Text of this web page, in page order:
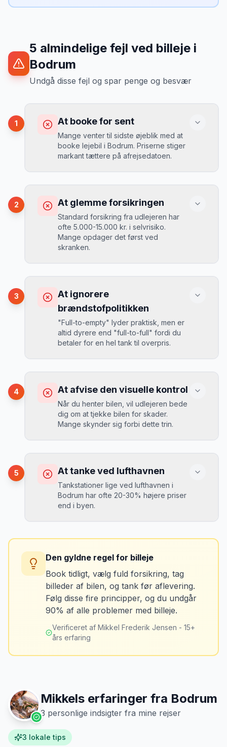
5 almindelige fejl ved billeje i
Bodrum
Undgå disse fejl og spar penge og besvær
1 At booke for sent
Mange venter til sidste øjeblik med at
booke lejebil i Bodrum. Priserne stiger
markant tættere på afrejsedatoen.
Du betaler 30-50% mere, og de bedste
biler er udsolgt.
Løsning
MJ
Mikkels erfaring
“I august 2024 så jeg priserne i
Bodrum stige fra 189 kr/dag til 349
kr/dag på bare 2 uger. Book tidligt!
2 At glemme forsikringen
Standard forsikring fra udlejeren har
ofte 5.000-15.000 kr. i selvrisiko.
Mange opdager det først ved
skranken.
Ved selv en mindre skade kan du blive
opkrævet tusindvis af kroner.
Løsning
Book altid med fuld kaskoforsikring uden
MJ
Mikkels erfaring September 2023
“ En lille bule i døren kostede mig 8.000
kr. i selvrisiko. Siden har jeg altid
3
At ignorere
brændstofpolitikken
"Full-to-empty" lyder praktisk, men er
altid dyrere end "full-to-full" fordi du
betaler for en hel tank til overpris.
Du betaler 20-30% mere for brændstof,
da udlejeren tager høje benzinpriser.
Løsning
4 At afvise den visuelle kontrol
Når du henter bilen, vil udlejeren bede
dig om at tjekke bilen for skader.
Mange skynder sig forbi dette trin.
Du kan blive opkrævet for skader, der
var der før du fik bilen.
Løsning
brændstofmåleren.
MJ
Mikkels erfaring Oktober 2024
“Jeg fotograferer altid bilen fra alle
vinkler ved afhentning. Det har reddet
5 At tanke ved lufthavnen
Tankstationer lige ved lufthavnen i
Bodrum har ofte 20-30% højere priser
end i byen.
sidste tankning.
Tank bilen op et par kilometer fra
lufthavnen dagen før aflevering. Priserne
er markant lavere.
Den gyldne regel for billeje
Book tidligt, vælg fuld forsikring, tag
billeder af bilen, og tank før aflevering.
Følg disse fire principper, og du undgår
90% af alle problemer med billeje.
Verificeret af Mikkel Frederik Jensen - 15+
års erfaring
Mikkels erfaringer fra Bodrum
3 personlige indsigter fra mine rejser
3 lokale tips